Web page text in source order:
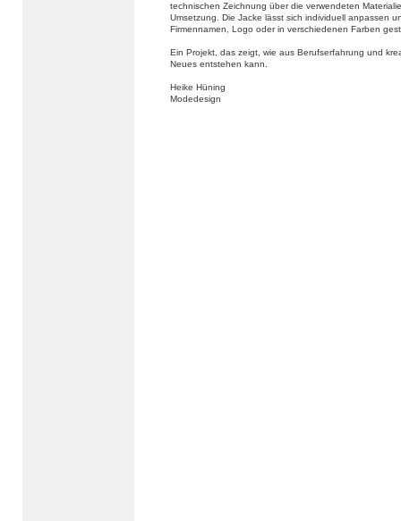
technischen Zeichnung über die verwendeten
Umsetzung. Die Jacke lässt sich individuell anpassen
Firmennamen, Logo oder in verschiedenen Farben
Ein Projekt, das zeigt, wie aus Berufserfahrung und
Neues entstehen kann.
Heike Hüning
Modedesign